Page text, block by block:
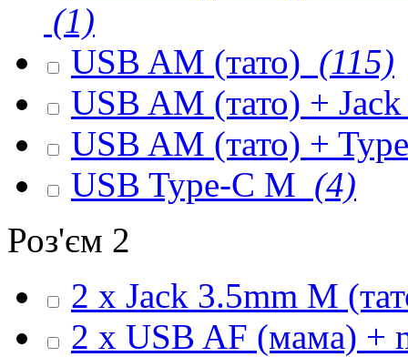
(1)
USB AM (тато) (115)
USB AM (тато) +
USB AM (тато) +
USB Type-C M (4)
Роз'єм 2
2 x Jack 3.5mm M
2 x USB AF (мама) +